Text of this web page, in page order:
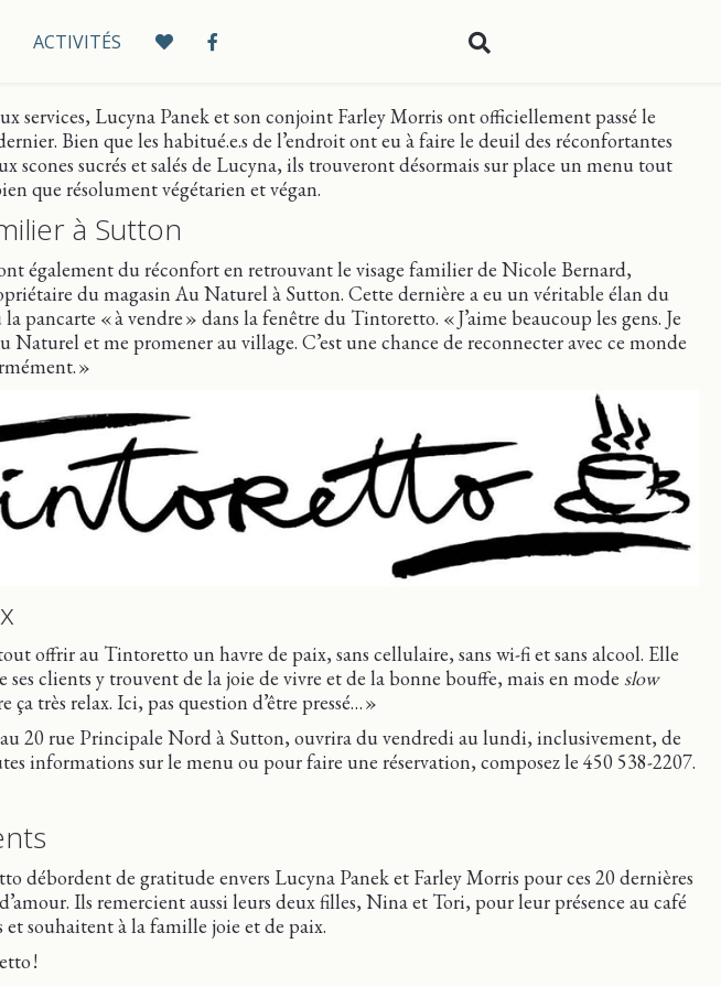
ACTIVITÉS
services, Lucyna Panek et son conjoint Farley Morris ont officiellement passé le
Bien que les habitué.e.s de l’endroit ont eu à faire le deuil des réconfortantes
scones sucrés et salés de Lucyna, ils trouveront désormais sur place un menu tout
que résolument végétarien et végan.
à Sutton
également du réconfort en retrouvant le visage familier de Nicole Bernard,
du magasin Au Naturel à Sutton. Cette dernière a eu un véritable élan du
pancarte « à vendre » dans la fenêtre du Tintoretto. « J’aime beaucoup les gens. Je
Naturel et me promener au village. C’est une chance de reconnecter avec ce monde
»
offrir au Tintoretto un havre de paix, sans cellulaire, sans wi-fi et sans alcool. Elle
ses clients y trouvent de la joie de vivre et de la bonne bouffe, mais en mode slow
ça très relax. Ici, pas question d’être pressé… »
20 rue Principale Nord à Sutton, ouvrira du vendredi au lundi, inclusivement, de
informations sur le menu ou pour faire une réservation, composez le 450 538-2207.
débordent de gratitude envers Lucyna Panek et Farley Morris pour ces 20 dernières
Ils remercient aussi leurs deux filles, Nina et Tori, pour leur présence au café
souhaitent à la famille joie et de paix.
!